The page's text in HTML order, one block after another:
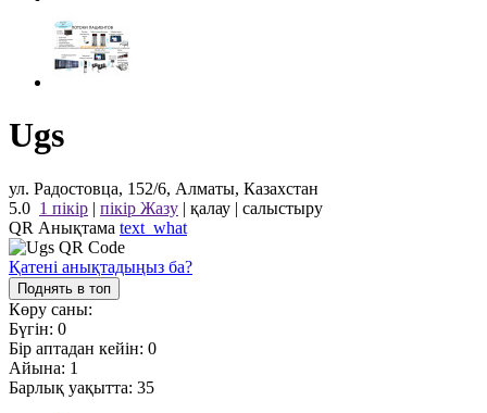
Ugs
ул. Радостовца, 152/6, Алматы, Казахстан
5.0 1 пікір | пікір Жазу | қалау | салыстыру
QR Анықтама text_what
Қатені анықтадыңыз ба?
Поднять в топ
Көру саны:
Бүгін: 0
Бір аптадан кейін: 0
Айына: 1
Барлық уақытта: 35